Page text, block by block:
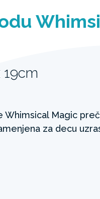
19cm
Whimsical Magic
za decu